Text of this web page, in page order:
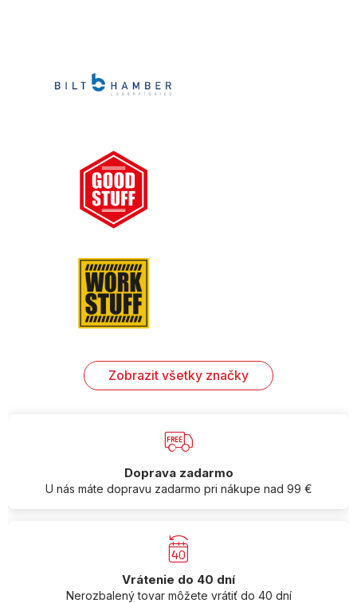
Zobrazit všetky značky
Doprava zadarmo
U nás máte dopravu zadarmo pri nákupe nad 99 €
Vrátenie do 40 dní
Nerozbalený tovar môžete vrátiť do 40 dní